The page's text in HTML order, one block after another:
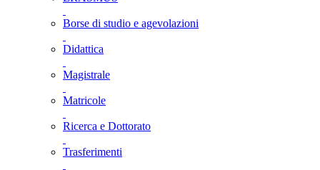
Borse di studio e agevolazioni
Didattica
Magistrale
Matricole
Ricerca e Dottorato
Trasferimenti